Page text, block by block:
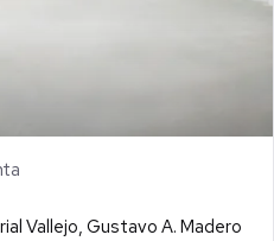
Vallejo, Gustavo A. Madero